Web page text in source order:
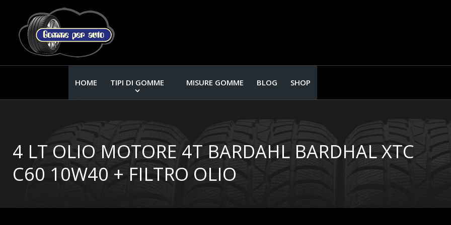
HOME TIPI DI GOMME MISURE GOMME BLOG SHOP
4 LT OLIO MOTORE 4T BARDAHL BARDHAL XTC
C60 10W40 + FILTRO OLIO